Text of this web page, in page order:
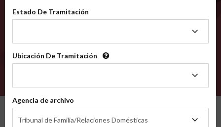
Estado De Tramitación
Tramitación
Ubicación De Tramitación
Tramitación
Agencia de archivo
Tribunal de Familia/Relaciones Domésticas
de